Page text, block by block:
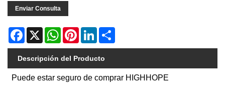
Enviar Consulta
Facebook
X WhatsAppPinterestLinkedIn
Descripción del Producto
Puede estar seguro de comprar HIGHHOPE